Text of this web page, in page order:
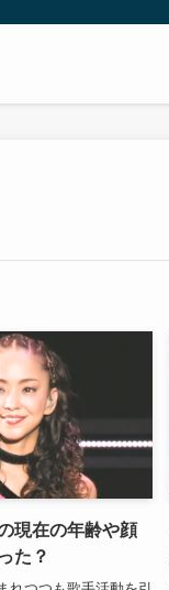
現在の年齢や顔
た？